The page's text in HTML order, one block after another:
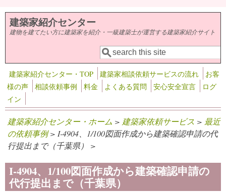
メインコンテンツに移動
建築家紹介センター
建物を建てたい方に建築家を紹介・一級建築士が運営する建築家紹介サイト
検索フォーム
検索
建築家紹介センター・TOP 建築家相談依頼サービスの流れ
お客
様の声
相談依頼事例 料金 よくある質問 安心安全宣言
ログ
イン
建築家紹介センター・ホーム > 建築家依頼サービス > 最近
の依頼事例> I-4904、1/100図面作成から建築確認申請の代
行提出まで（千葉県） >
I-4904、1/100図面作成から建築確認申請の
代行提出まで（千葉県）